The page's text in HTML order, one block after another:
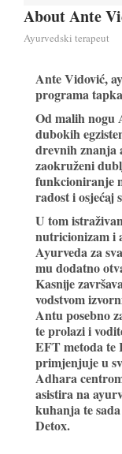
About Ante
Ayurvedski terapeut
Ante Vidović,
programa
Od malih nogu
dubokih
drevnih znanja
zaokruženi
funkcioniranje
radost i osjećaj
U tom
nutricionizam i
Ayurveda za
mu dodatno
Kasnije
vodstvom
Antu posebno
te prolazi i
EFT metoda te
primjenjuje u
Adhara
asistira na
kuhanja te
Detox.